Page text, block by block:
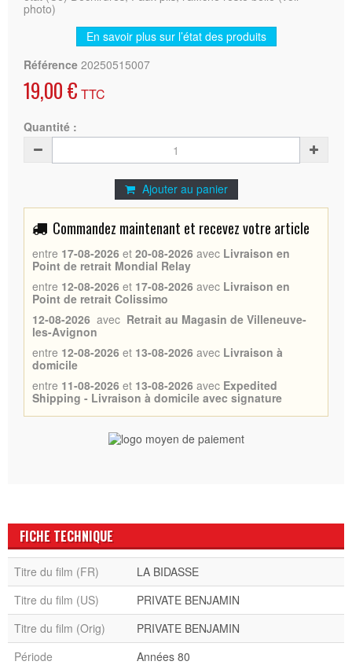
photo)
En savoir plus sur l’état des produits
Référence 20250515007
19,00 € TTC
Quantité :
Ajouter au panier
Commandez maintenant et recevez votre article
entre 17-08-2026 et 20-08-2026 avec Livraison en
Point de retrait Mondial Relay
entre 12-08-2026 et 17-08-2026 avec Livraison en
Point de retrait Colissimo
12-08-2026 avec Retrait au Magasin de Villeneuve-
les-Avignon
entre 12-08-2026 et 13-08-2026 avec Livraison à
domicile
entre 11-08-2026 et 13-08-2026 avec Expedited
Shipping - Livraison à domicile avec signature
FICHE TECHNIQUE
Titre du film (FR)
LA BIDASSE
Titre du film (US)
PRIVATE BENJAMIN
Titre du film (Orig)
PRIVATE BENJAMIN
Période
Années 80